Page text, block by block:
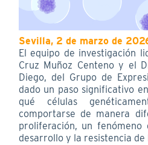
Sevilla, 2 de marzo de
El equipo de investigación
Cruz Muñoz Centeno y el
Diego, del Grupo de
dado un paso significativo
qué células
comportarse de manera
proliferación, un
desarrollo y la resistencia de